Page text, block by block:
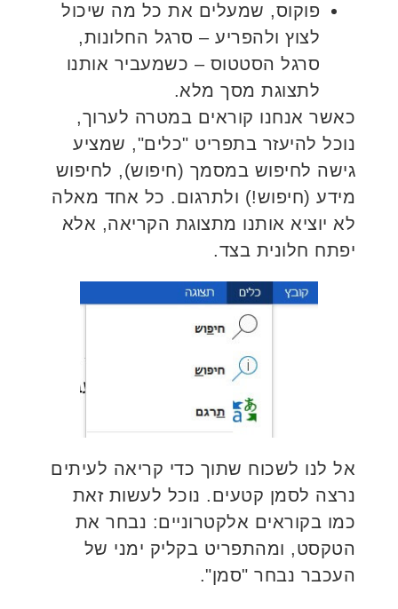
פוקוס, שמעלים את כל מה שיכול
לצוץ ולהפריע – סרגל החלונות,
סרגל הסטטוס – כשמעביר אותנו
לתצוגת מסך מלא.
כאשר אנחנו קוראים במטרה לערוך,
נוכל להיעזר בתפריט "כלים", שמציע
גישה לחיפוש במסמך (חיפוש), לחיפוש
מידע (חיפוש!) ולתרגום. כל אחד מאלה
לא יוציא אותנו מתצוגת הקריאה, אלא
יפתח חלונית בצד.
אל לנו לשכוח שתוך כדי קריאה לעיתים
נרצה לסמן קטעים. נוכל לעשות זאת
כמו בקוראים אלקטרוניים: נבחר את
הטקסט, ומהתפריט בקליק ימני של
העכבר נבחר "סמן".